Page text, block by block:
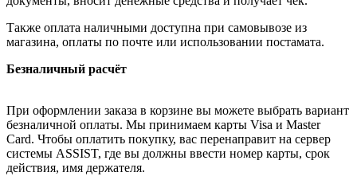
Также оплата наличными доступна при самовывозе из
магазина, оплаты по почте или использовании постамата.
Безналичный расчёт
При оформлении заказа в корзине вы можете выбрать вариант
безналичной оплаты. Мы принимаем карты Visa и Master
Card. Чтобы оплатить покупку, вас перенаправит на сервер
системы ASSIST, где вы должны ввести номер карты, срок
действия, имя держателя.